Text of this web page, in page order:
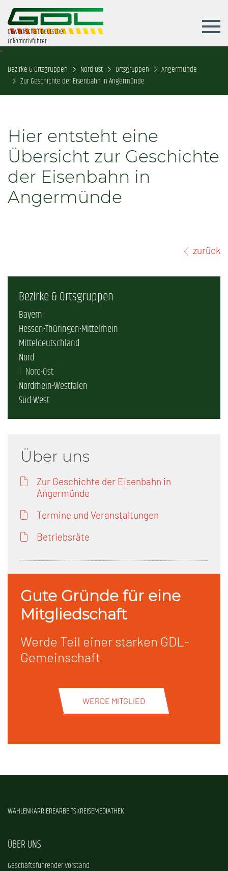
Gewerkschaft Deutscher
Lokomotivführer
Bezirke & Ortsgruppen Nord-Ost Ortsgruppen
Angermünde
Zur Geschichte der Eisenbahn in Angermünde
Hier entsteht eine
Übersicht zur Geschichte
der Eisenbahn in
Angermünde
zurück
Bezirke & Ortsgruppen
Bayern
Hessen-Thüringen-Mittelrhein
Mitteldeutschland
Nord
Nord-Ost
Nordrhein-Westfalen
Süd-West
Über uns
Zur Geschichte der Eisenbahn in
Angermünde
Termine und Veranstaltungen
Betriebsräte
Gute Gründe für eine
Mitgliedschaft
Werde Teil einer starken GDL-
Gemeinschaft
WERDE MITGLIED
WAHLENKARRIEREARBEITSKREISEMEDIATHEK
ÜBER UNS
Geschäftsführender Vorstand